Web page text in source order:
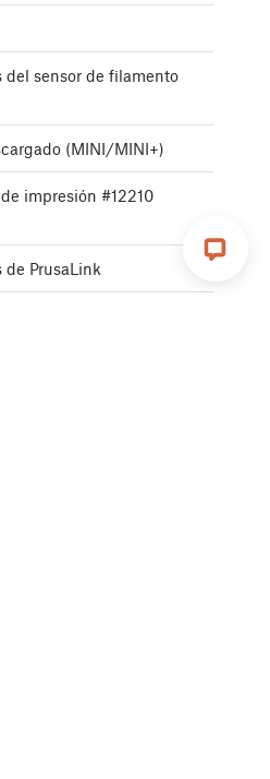
del sensor de filamento
(MINI/MINI+)
impresión #12210
PrusaLink